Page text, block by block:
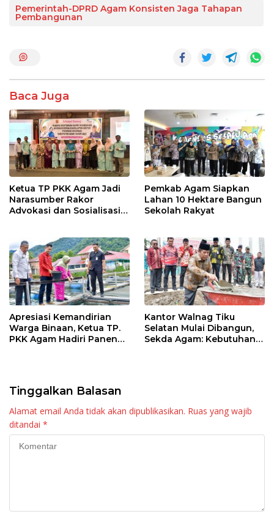
e
o
k
ittat
p
e ar
Pemerintah-DPRD Agam Konsisten Jaga Tahapan
Pembangunan
Baca Juga
Ketua TP PKK Agam Jadi
Narasumber Rakor
Advokasi dan Sosialisasi
Pemkab Agam Siapkan
Lahan 10 Hektare Bangun
Sekolah Rakyat
Apresiasi Kemandirian
Warga Binaan, Ketua TP.
PKK Agam Hadiri Panen
Kantor Walnag Tiku
Selatan Mulai Dibangun,
Sekda Agam: Kebutuhan
Tinggalkan Balasan
Alamat email Anda tidak akan dipublikasikan. Ruas yang wajib
ditandai *